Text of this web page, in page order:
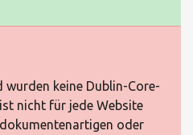
wurden keine Dublin-Core-
nicht für jede Website
oder